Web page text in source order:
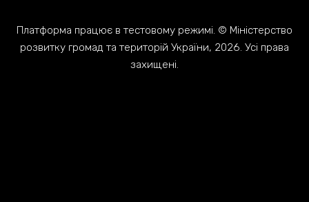
Платформа працює в тестовому режимі. © Міністерство
розвитку громад та територій України, 2026. Усі права
захищені.